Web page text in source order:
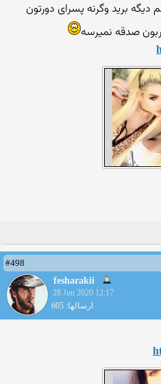
برید وگرنه پسرای دورتون
صدقه نمیرسه
#498
fesharakii
28 Jun 2020 12:17
ارسالها: 605